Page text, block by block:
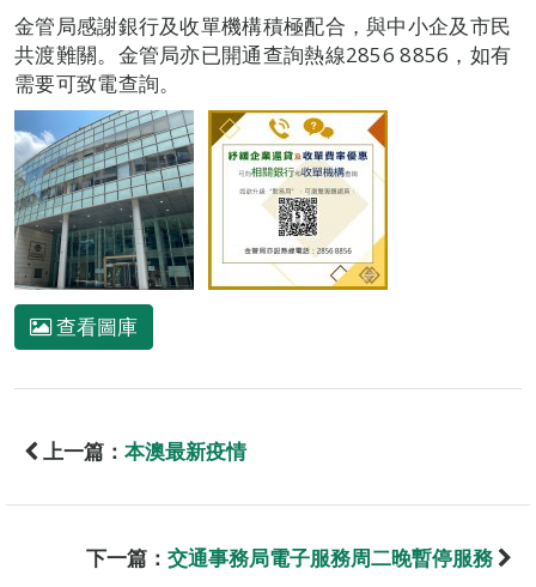
金管局感謝銀行及收單機構積極配合，與中小企及市民
共渡難關。金管局亦已開通查詢熱線2856 8856，如有
需要可致電查詢。
查看圖庫
上一篇： 本澳最新疫情
下一篇： 交通事務局電子服務周二晚暫停服務